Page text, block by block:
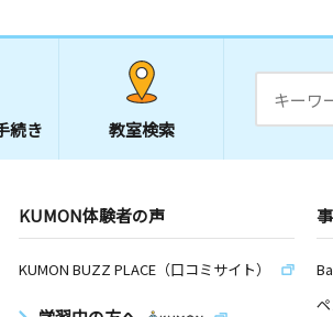
続き 教室検索
KUMON体験者の声
KUMON BUZZ PLACE（口コミサイト）